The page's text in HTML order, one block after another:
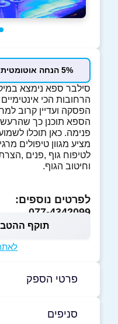
5% הנחה אוטומטית למשלמים בכרטיס המועדון
סילבר ספא נימצא
הרחובות הכי
הפסקה ועדיין קרוב
הספא תוכנן כך שהרעש
פנימה. כאן תוכלו
מציע מגוון טיפולים
לטיפוח גוף ,פנים
וחיטוב הגוף.
לפרטים נוספים:
077-4342099
תוקף ההטבה עד -
פרטי הספק
סניפים